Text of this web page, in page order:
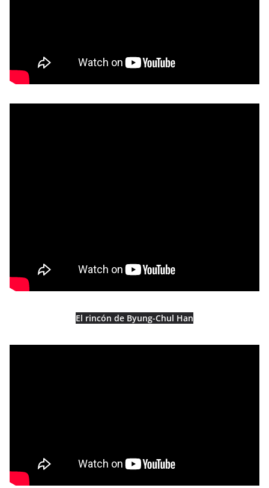
El rincón de Byung-Chul Han